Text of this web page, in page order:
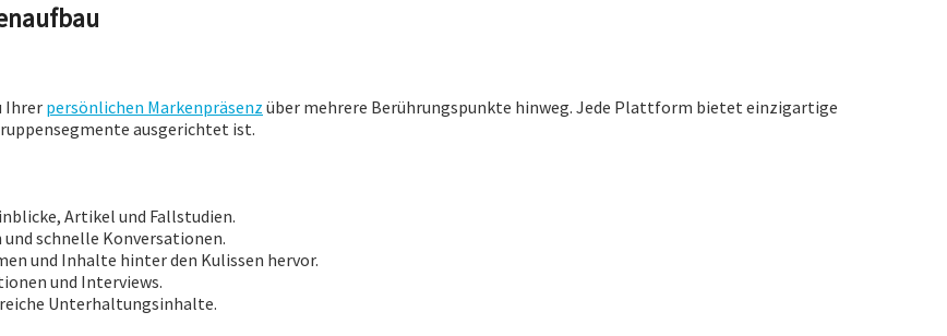
Ihrer persönlichen Markenpräsenz über mehrere Berührungspunkte hinweg. Jede Plattform bietet einzigartige
ausgerichtet ist.
Artikel und Fallstudien.
schnelle Konversationen.
und Inhalte hinter den Kulissen hervor.
und Interviews.
Unterhaltungsinhalte.